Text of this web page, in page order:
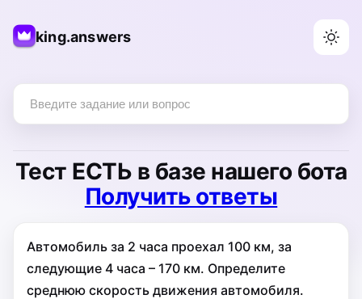
king.answers
Тест ЕСТЬ в базе нашего бота
Получить ответы
Автомобиль за 2 часа проехал 100 км, за
следующие 4 часа – 170 км. Определите
среднюю скорость движения автомобиля.